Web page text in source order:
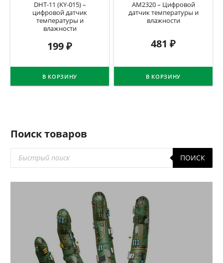
DHT-11 (KY-015) –
цифровой датчик
температуры и
влажности
199₽
В КОРЗИНУ
AM2320 – Цифровой
датчик температуры и
влажности
481 ₽
В КОРЗИНУ
Поиск товаров
товаров
ПОИСК